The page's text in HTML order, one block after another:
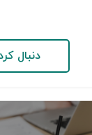
دنبال